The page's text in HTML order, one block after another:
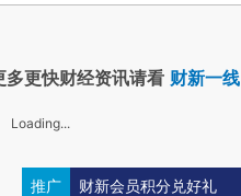
多更快财经资讯请看 财新一线
Loading...
推广 财新会员积分兑好礼